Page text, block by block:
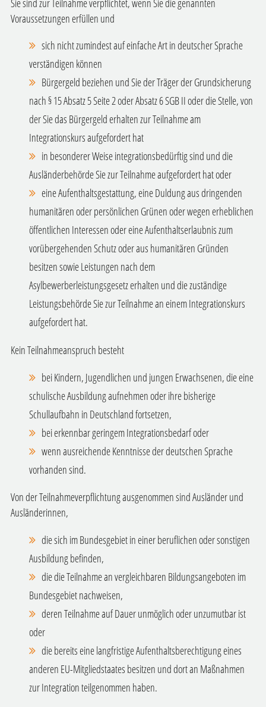
Voraussetzungen erfüllen und
sich nicht zumindest auf einfache Art in deutscher Sprache
verständigen können
Bürgergeld beziehen und Sie der Träger der Grundsicherung
nach § 15 Absatz 5 Seite 2 oder Absatz 6 SGB IIoder die Stelle, von
der Sie das Bürgergeld erhalten zur Teilnahme am
Integrationskurs aufgefordert hat
in besonderer Weise integrationsbedürftig sind und die
Ausländerbehörde Sie zur Teilnahme aufgefordert hat oder
eine Aufenthaltsgestattung, eine Duldung aus dringenden
humanitären oder persönlichen Grünen oder wegen erheblichen
öffentlichen Interessen oder eine Aufenthaltserlaubnis zum
vorübergehenden Schutz oder aus humanitären Gründen
besitzen sowie Leistungen nach dem
Asylbewerberleistungsgesetz erhalten und die zuständige
Leistungsbehörde Sie zur Teilnahme an einem Integrationskurs
aufgefordert hat.
Kein Teilnahmeanspruch besteht
bei Kindern, Jugendlichen und jungen Erwachsenen, die eine
schulische Ausbildung aufnehmen oder ihre bisherige
Schullaufbahn in Deutschland fortsetzen,
bei erkennbar geringem Integrationsbedarf oder
wenn ausreichende Kenntnisse der deutschen Sprache
vorhanden sind.
Von der Teilnahmeverpflichtung ausgenommen sind Ausländer und
Ausländerinnen,
die sich im Bundesgebiet in einer beruflichen oder sonstigen
Ausbildung befinden,
die die Teilnahme an vergleichbaren Bildungsangeboten im
Bundesgebiet nachweisen,
deren Teilnahme auf Dauer unmöglich oder unzumutbar ist
oder
die bereits eine langfristige Aufenthaltsberechtigung eines
anderen EU-Mitgliedstaates besitzen und dort an Maßnahmen
zur Integration teilgenommen haben.